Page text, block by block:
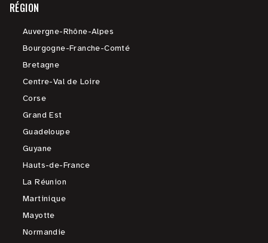
RÉGION
Auvergne-Rhône-Alpes
Bourgogne-Franche-Comté
Bretagne
Centre-Val de Loire
Corse
Grand Est
Guadeloupe
Guyane
Hauts-de-France
La Réunion
Martinique
Mayotte
Normandie